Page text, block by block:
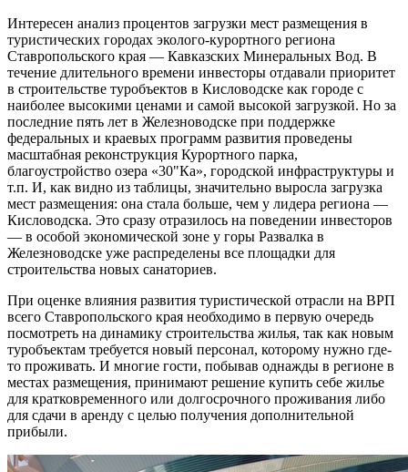
Интересен анализ процентов загрузки мест размещения в
туристических городах эколого-курортного региона
Ставропольского края — Кавказских Минеральных Вод. В
течение длительного времени инвесторы отдавали приоритет
в строительстве туробъектов в Кисловодске как городе с
наиболее высокими ценами и самой высокой загрузкой. Но за
последние пять лет в Железноводске при поддержке
федеральных и краевых программ развития проведены
масштабная реконструкция Курортного парка,
благоустройство озера «30"Ка», городской инфраструктуры и
т.п. И, как видно из таблицы, значительно выросла загрузка
мест размещения: она стала больше, чем у лидера региона —
Кисловодска. Это сразу отразилось на поведении инвесторов
— в особой экономической зоне у горы Развалка в
Железноводске уже распределены все площадки для
строительства новых санаториев.
При оценке влияния развития туристической отрасли на ВРП
всего Ставропольского края необходимо в первую очередь
посмотреть на динамику строительства жилья, так как новым
туробъектам требуется новый персонал, которому нужно где-
то проживать. И многие гости, побывав однажды в регионе в
местах размещения, принимают решение купить себе жилье
для кратковременного или долгосрочного проживания либо
для сдачи в аренду с целью получения дополнительной
прибыли.